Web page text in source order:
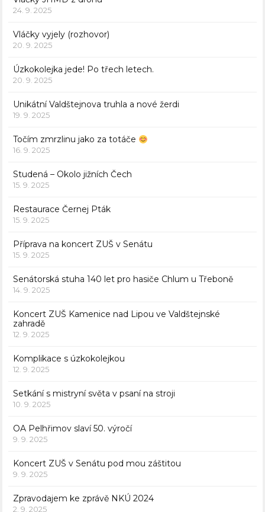
24. 9. 2025
Vláčky vyjely (rozhovor)
20. 9. 2025
Úzkokolejka jede! Po třech letech.
20. 9. 2025
Unikátní Valdštejnova truhla a nové žerdi
19. 9. 2025
Točím zmrzlinu jako za totáče
16. 9. 2025
Studená – Okolo jižních Čech
15. 9. 2025
Restaurace Černej Pták
15. 9. 2025
Příprava na koncert ZUŠ v Senátu
15. 9. 2025
Senátorská stuha 140 let pro hasiče Chlum u Třeboně
14. 9. 2025
Koncert ZUŠ Kamenice nad Lipou ve Valdštejnské
zahradě
12. 9. 2025
Komplikace s úzkokolejkou
12. 9. 2025
Setkání s mistryní světa v psaní na stroji
10. 9. 2025
OA Pelhřimov slaví 50. výročí
9. 9. 2025
Koncert ZUŠ v Senátu pod mou záštitou
9. 9. 2025
Zpravodajem ke zprávě NKÚ 2024
2. 9. 2025